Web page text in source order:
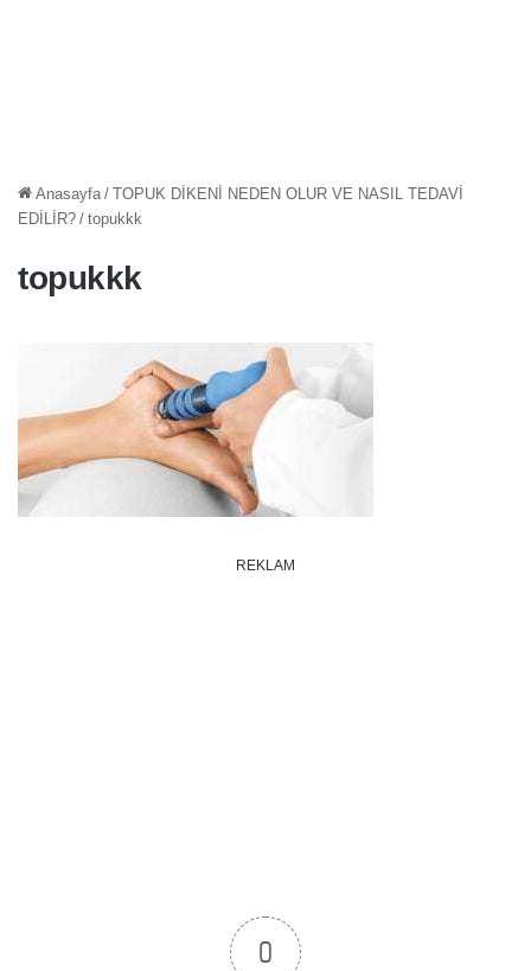
Anasayfa / TOPUK DİKENİ NEDEN OLUR VE NASIL TEDAVİ
EDİLİR? / topukkk
topukkk
REKLAM
0